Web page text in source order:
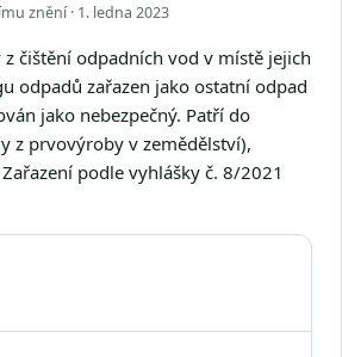
znění · 1. ledna 2023
z čištění odpadních vod v místě jejich
odpadů zařazen jako ostatní odpad
jako nebezpečný. Patří do
z prvovýroby v zemědělství),
podle vyhlášky č. 8/2021